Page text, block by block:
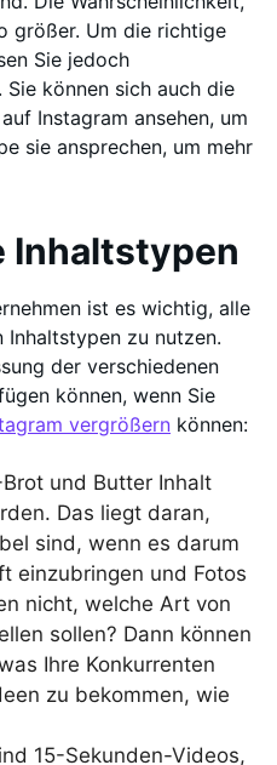
größer. Um die richtige
Sie jedoch
können sich auch die
Instagram ansehen, um
sie ansprechen, um mehr
Inhaltstypen
ist es wichtig, alle
zu nutzen.
der verschiedenen
können, wenn Sie
vergrößern können:
Brot und Butter Inhalt
Das liegt daran,
sind, wenn es darum
einzubringen und Fotos
nicht, welche Art von
sollen? Dann können
Ihre Konkurrenten
zu bekommen, wie
15-Sekunden-Videos,